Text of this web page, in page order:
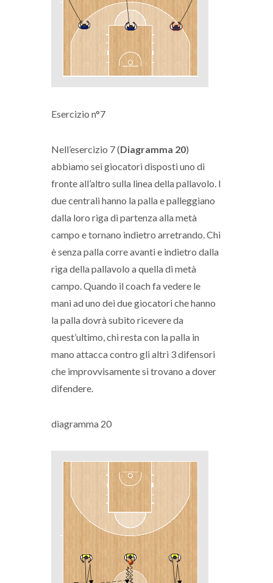
Esercizio n°7
Nell’esercizio 7 (Diagramma 20)
abbiamo sei giocatori disposti uno di
fronte all’altro sulla linea della pallavolo. I
due centrali hanno la palla e palleggiano
dalla loro riga di partenza alla metà
campo e tornano indietro arretrando. Chi
è senza palla corre avanti e indietro dalla
riga della pallavolo a quella di metà
campo. Quando il coach fa vedere le
mani ad uno dei due giocatori che hanno
la palla dovrà subito ricevere da
quest’ultimo, chi resta con la palla in
mano attacca contro gli altri 3 difensori
che improvvisamente si trovano a dover
difendere.
diagramma 20